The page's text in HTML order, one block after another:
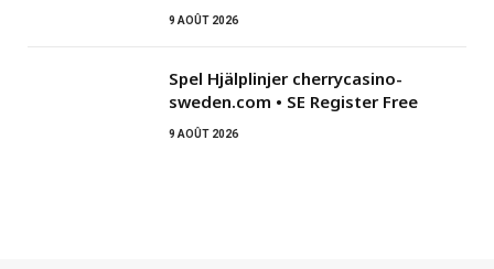
9 AOÛT 2026
Spel Hjälplinjer cherrycasino-
sweden.com • SE Register Free
9 AOÛT 2026